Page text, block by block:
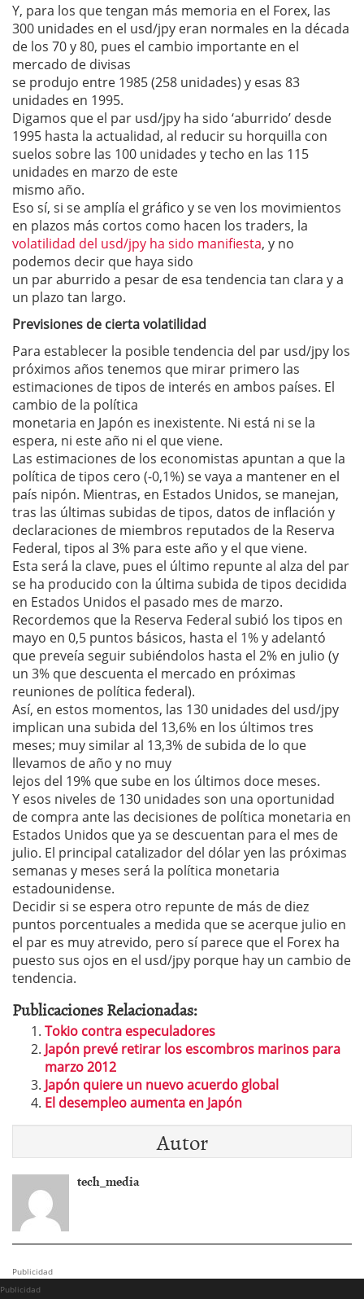
Y, para los que tengan más memoria en el Forex, las
300 unidades en el usd/jpy eran normales en la década
de los 70 y 80, pues el cambio importante en el
mercado de divisas
se produjo entre 1985 (258 unidades) y esas 83
unidades en 1995.
Digamos que el par usd/jpy ha sido ‘aburrido’ desde
1995 hasta la actualidad, al reducir su horquilla con
suelos sobre las 100 unidades y techo en las 115
unidades en marzo de este
mismo año.
Eso sí, si se amplía el gráfico y se ven los movimientos
en plazos más cortos como hacen los traders, la
volatilidad del usd/jpy ha sido manifiesta, y no
podemos decir que haya sido
un par aburrido a pesar de esa tendencia tan clara y a
un plazo tan largo.
Previsiones de cierta volatilidad
Para establecer la posible tendencia del par usd/jpy los
próximos años tenemos que mirar primero las
estimaciones de tipos de interés en ambos países. El
cambio de la política
monetaria en Japón es inexistente. Ni está ni se la
espera, ni este año ni el que viene.
Las estimaciones de los economistas apuntan a que la
política de tipos cero (-0,1%) se vaya a mantener en el
país nipón. Mientras, en Estados Unidos, se manejan,
tras las últimas subidas de tipos, datos de inflación y
declaraciones de miembros reputados de la Reserva
Federal, tipos al 3% para este año y el que viene.
Esta será la clave, pues el último repunte al alza del par
se ha producido con la última subida de tipos decidida
en Estados Unidos el pasado mes de marzo.
Recordemos que la Reserva Federal subió los tipos en
mayo en 0,5 puntos básicos, hasta el 1% y adelantó
que preveía seguir subiéndolos hasta el 2% en julio (y
un 3% que descuenta el mercado en próximas
reuniones de política federal).
Así, en estos momentos, las 130 unidades del usd/jpy
implican una subida del 13,6% en los últimos tres
meses; muy similar al 13,3% de subida de lo que
llevamos de año y no muy
lejos del 19% que sube en los últimos doce meses.
Y esos niveles de 130 unidades son una oportunidad
de compra ante las decisiones de política monetaria en
Estados Unidos que ya se descuentan para el mes de
julio. El principal catalizador del dólar yen las próximas
semanas y meses será la política monetaria
estadounidense.
Decidir si se espera otro repunte de más de diez
puntos porcentuales a medida que se acerque julio en
el par es muy atrevido, pero sí parece que el Forex ha
puesto sus ojos en el usd/jpy porque hay un cambio de
tendencia.
Publicaciones Relacionadas:
Tokio contra especuladores
Japón prevé retirar los escombros marinos para
marzo 2012
Japón quiere un nuevo acuerdo global
El desempleo aumenta en Japón
Autor
tech_media
Publicidad
Publicidad